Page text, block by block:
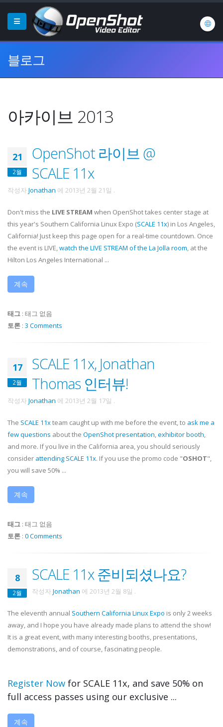
블로그
아카이브 2013
21
2월
OpenShot 라이브 @
SCALE 11x
작성자Jonathan 에 2013년 2월 21일 .
Don't miss the LIVE STREAM when OpenShot takes center stage at
this year's Southern California Linux Expo (SCALE 11x) in Los Angeles,
California! Just keep this page open for a real-time countdown. Once
the event is LIVE,watch the LIVE STREAM of the La Jolla room, at the
Hilton Los Angeles International ...
계속
태그 : 태그 없음
토론 : 3 Comments
17
2월
SCALE 11x, Jonathan
Thomas 인터뷰!
작성자Jonathan 에 2013년 2월 17일 .
The SCALE 11xteam caught up with me before the event, to ask me a
few questions about the OpenShot presentation,exhibitor booth,
and more. If you live in the California area, you should seriously
consider attending SCALE 11x. If you use the promo code "OSHOT",
you will save 50% ...
계속
태그 : 태그 없음
토론 : 0 Comments
8
2월
SCALE 11x 준비되셨나요?
작성자Jonathan 에 2013년 2월 8일 .
The eleventh annual Southern California Linux Expo is only 2 weeks
away, and I hope you have already made plans to attend the show!
It is a great event, with many interesting booths, presentations,
demonstrations, and of course, fascinating people.
Register Now for SCALE 11x, and save 50% on
full access passes using our exclusive ...
계속